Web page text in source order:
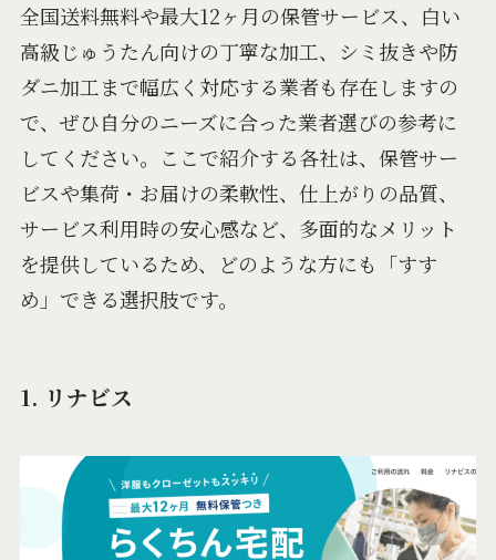
全国送料無料や最大12ヶ月の保管サービス、白い
高級じゅうたん向けの丁寧な加工、シミ抜きや防
ダニ加工まで幅広く対応する業者も存在しますの
で、ぜひ自分のニーズに合った業者選びの参考に
してください。ここで紹介する各社は、保管サー
ビスや集荷・お届けの柔軟性、仕上がりの品質、
サービス利用時の安心感など、多面的なメリット
を提供しているため、どのような方にも「すす
め」できる選択肢です。
1. リナビス